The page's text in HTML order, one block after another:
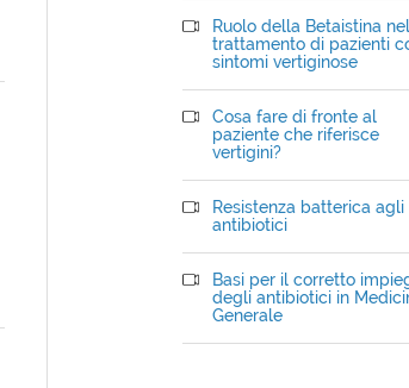
Ruolo della Betaistina nel
trattamento di pazienti
sintomi vertiginose
Cosa fare di fronte al
paziente che riferisce
vertigini?
Resistenza batterica agli
antibiotici
Basi per il corretto
degli antibiotici in
Generale